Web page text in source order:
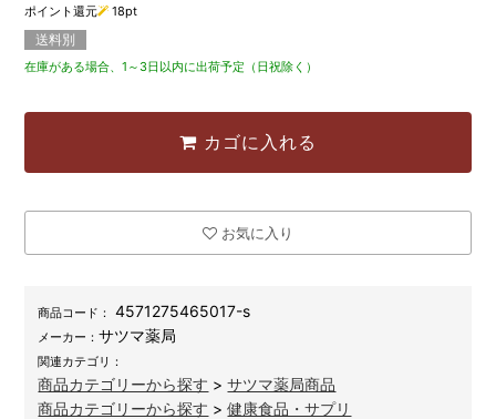
ポイント還元
18pt
送料別
在庫がある場合、1～3日以内に出荷予定（日祝除く）
カゴに入れる
お気に入り
商品コード： 4571275465017-s
メーカー：サツマ薬局
関連カテゴリ：
商品カテゴリーから探す >サツマ薬局商品
商品カテゴリーから探す >健康食品・サプリ